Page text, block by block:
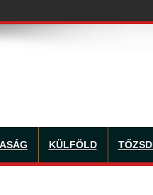
KÜLFÖLD